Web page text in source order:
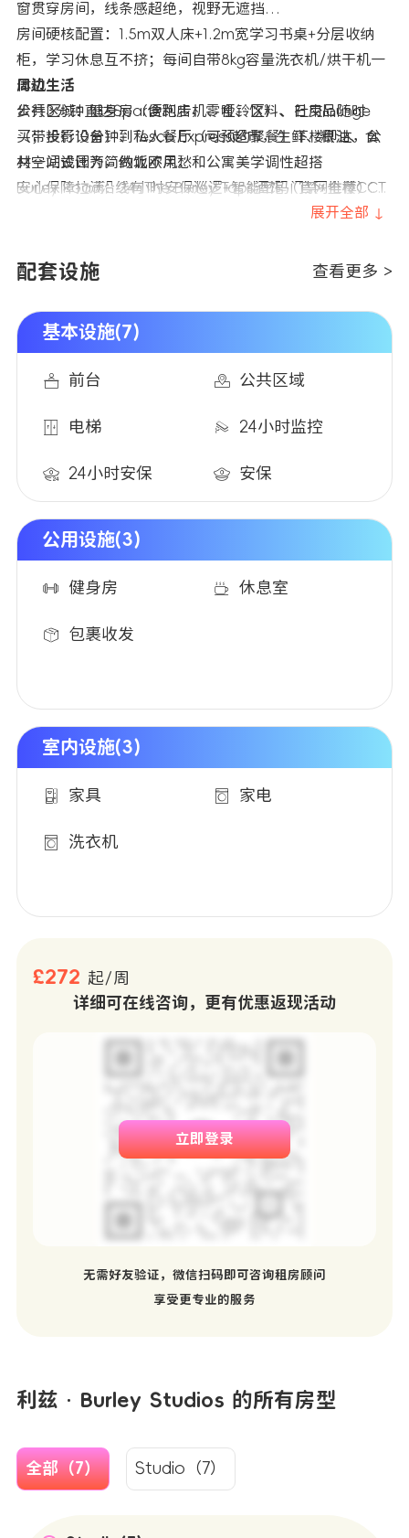
窗贯穿房间，线条感超绝，视野无遮挡
房间硬核配置：1.5m双人床+1.2m宽学习书桌+分层收纳
柜，学习休息互不挤；每间自带8kg容量洗衣机/烘干机一
体机
公共区域：健身房（含跑步机、哑铃区）、社交lounge
（带投影设备）、私人餐厅（可预约聚餐）下楼即达，公
共空间设计为简约北欧风，和公寓美学调性超搭
安心保障拉满：24小时安保巡逻+智能密码门禁+全楼CCT
周边生活
步行3分钟直达Spar便利店，零食、饮料、日用品随时
买；步行10分钟到Tesco Express超市，生鲜、粮油、食
材一站式囤齐，做饭不用愁
Burley Road沿线有The Burley Taps酒馆（官网推荐）、
Pizza Go Go意式餐厅、面大师中式面馆，步行8分钟内
ber Eats、Deliveroo），干饭不用跑远
公园内有露天草坪、儿童游乐区，拍照也出片；距离市中
心Trinity Leeds购物中心1.2英里（官网测距），逛街购物
展开全部 ↓
配套设施 查看更多 >
基本设施(7)
前台 公共区域
电梯 24小时监控
24小时安保 安保
公用设施(3)
健身房 休息室
包裹收发
室内设施(3)
家具 家电
洗衣机
£272 起/周
详细可在线咨询，更有优惠返现活动
立即登录
无需好友验证，微信扫码即可咨询租房顾问
享受更专业的服务
利兹 · Burley Studios 的所有房型
全部（7） Studio（7）